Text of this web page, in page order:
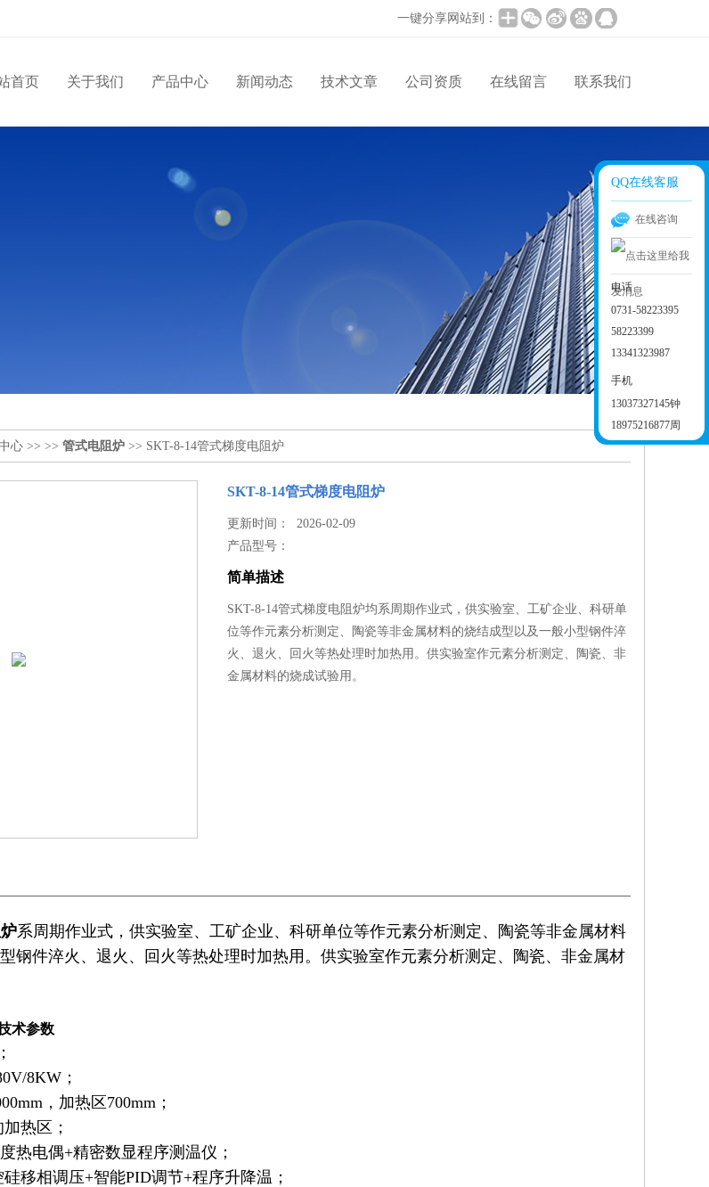
一键分享网站到：
首页 关于我们 产品中心 新闻动态 技术文章 公司资质 在线留言 联系我们
心 >> >> 管式电阻炉 >> SKT-8-14管式梯度电阻炉
SKT-8-14管式梯度电阻炉
更新时间： 2026-02-09
产品型号：
简单描述
SKT-8-14管式梯度电阻炉均系周期作业式，供实验室、工矿企业、科研单
位等作元素分析测定、陶瓷等非金属材料的烧结成型以及一般小型钢件淬
火、退火、回火等热处理时加热用。供实验室作元素分析测定、陶瓷、非
金属材料的烧成试验用。
系周期作业式，供实验室、工矿企业、科研单位等作元素分析测定、陶瓷等非金属材料
钢件淬火、退火、回火等热处理时加热用。供实验室作元素分析测定、陶瓷、非金属材
术参数
8KW；
，加热区700mm；
热区；
热电偶+精密数显程序测温仪；
移相调压+智能PID调节+程序升降温；
QQ在线客服
在线咨询
电话
0731-58223395
58223399
13341323987
手机
13037327145钟
18975216877周